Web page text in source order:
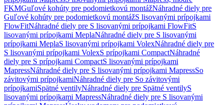
FKMGuľové kohúty pre podomietkovú montážNáhradné diely pre
Guľové kohúty pre podomietkovú montážS lisovanými prípojkami
FlowFitNáhradné diely pre S lisovanými prípojkami FlowFitS
lisovanými prípojkami MeplaNáhradné diely pre S lisovanými
prípojkami MeplaS lisovanými prípojkami VolexNáhradné diely pre
S lisovanými prípojkami VolexS prípojkami CompactNáhradné
diely pre S prípojkami CompactS lisovanými prípojkami
MapressNáhradné diely pre S lisovanými prípojkami MapressSo
závitovými prípojkamiNáhradné diely pre So závitovými
prípojkamiSpätné ventilyNáhradné diely pre Spätné ventilyS
lisovanými prípojkami MapressNáhradné diely pre S lisovanými